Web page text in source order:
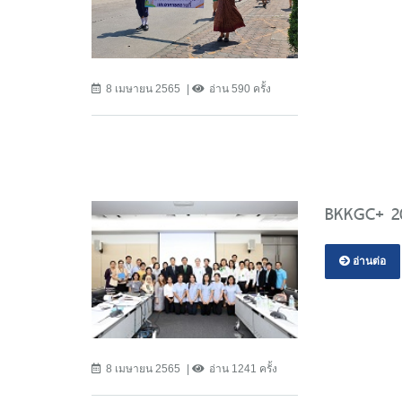
8 เมษายน 2565 อ่าน 590 ครั้ง
8 เมษายน 2565 อ่าน 1241 ครั้ง
BKKGC+
อ่านต่อ